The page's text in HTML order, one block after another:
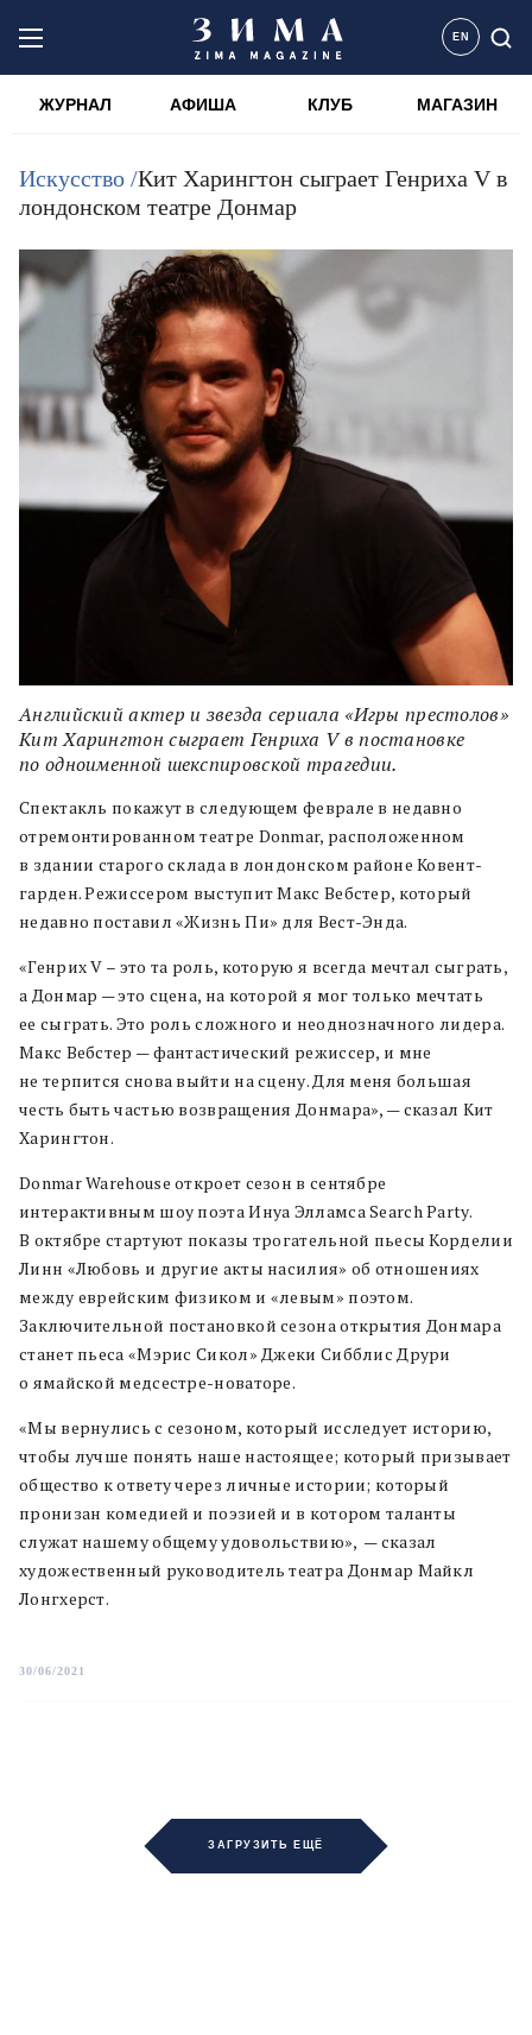
EN
ЖУРНАЛ АФИША КЛУБ МАГАЗИН
Искусство /Кит Харингтон сыграет Генриха V в
лондонском театре Донмар
Английский актер и звезда сериала «Игры престолов»
Кит Харингтон сыграет Генриха V в постановке
по одноименной шекспировской трагедии.
Спектакль покажут в следующем феврале в недавно
отремонтированном театре Donmar, расположенном
в здании старого склада в лондонском районе Ковент-
гарден. Режиссером выступит Макс Вебстер, который
недавно поставил «Жизнь Пи» для Вест-Энда.
«Генрих V ­– это та роль, которую я всегда мечтал сыграть,
а Донмар — это сцена, на которой я мог только мечтать
ее сыграть. Это роль сложного и неоднозначного лидера.
Макс Вебстер — фантастический режиссер, и мне
не терпится снова выйти на сцену. Для меня большая
честь быть частью возвращения Донмара», — сказал Кит
Харингтон.
Donmar Warehouse откроет сезон в сентябре
интерактивным шоу поэта Инуа Элламса Search Party.
В октябре стартуют показы трогательной пьесы Корделии
Линн «Любовь и другие акты насилия» об отношениях
между еврейским физиком и «левым» поэтом.
Заключительной постановкой сезона открытия Донмара
станет пьеса «Мэрис Сикол» Джеки Сибблис Друри
о ямайской медсестре-новаторе.
«Мы вернулись с сезоном, который исследует историю,
чтобы лучше понять наше настоящее; который призывает
общество к ответу через личные истории; который
пронизан комедией и поэзией и в котором таланты
служат нашему общему удовольствию», — сказал
художественный руководитель театра Донмар Майкл
Лонгхерст.
30/06/2021
ЗАГРУЗИТЬ ЕЩЁ